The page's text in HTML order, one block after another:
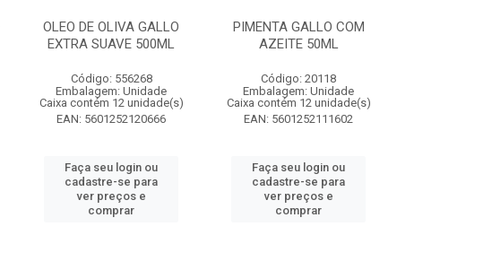
OLEO DE OLIVA GALLO
EXTRA SUAVE 500ML
Código: 556268
Embalagem: Unidade
Caixa contém 12 unidade(s)
EAN: 5601252120666
Faça seu login ou
cadastre-se para
ver preços e
comprar
PIMENTA GALLO COM
AZEITE 50ML
Código: 20118
Embalagem: Unidade
Caixa contém 12 unidade(s)
EAN: 5601252111602
Faça seu login ou
cadastre-se para
ver preços e
comprar